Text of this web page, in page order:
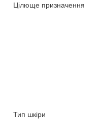
Цілюще призначення
Тип шкіри